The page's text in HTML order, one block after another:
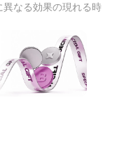
なる効果の現れる時